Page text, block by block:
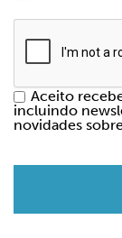
Aceito
incluindo
novidades